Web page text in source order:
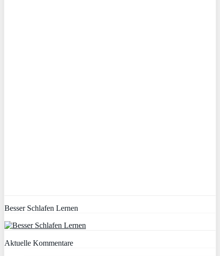
Besser Schlafen Lernen
Aktuelle Kommentare